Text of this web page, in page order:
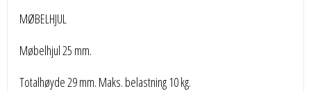
MØBELHJUL
Møbelhjul 25 mm.
Totalhøyde 29 mm. Maks. belastning 10 kg.